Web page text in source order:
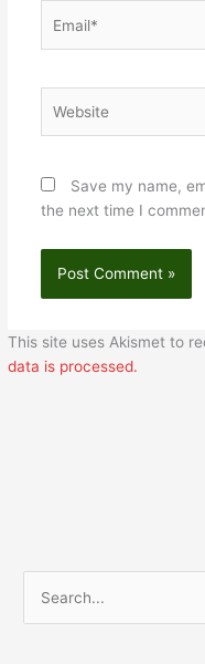
Save my name,
the next time I
This site uses Akismet to
data is processed.